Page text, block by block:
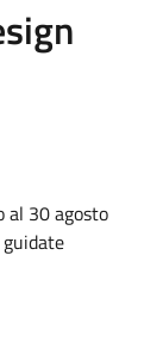
al 30 agosto